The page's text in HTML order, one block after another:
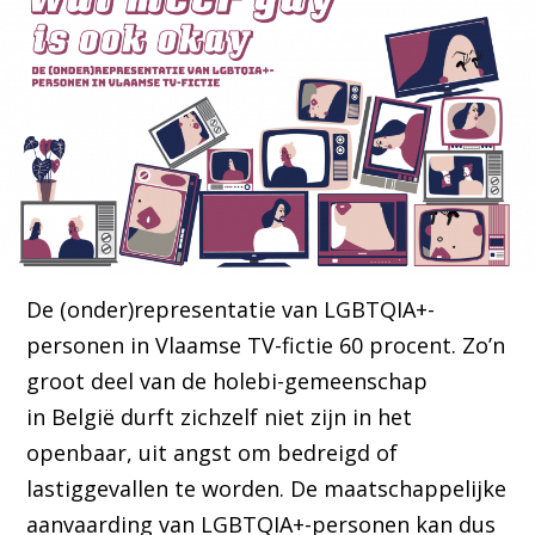
De (onder)representatie van LGBTQIA+-
personen in Vlaamse TV-fictie 60 procent. Zo’n
groot deel van de holebi-gemeenschap
in België durft zichzelf niet zijn in het
openbaar, uit angst om bedreigd of
lastiggevallen te worden. De maatschappelijke
aanvaarding van LGBTQIA+-personen kan dus